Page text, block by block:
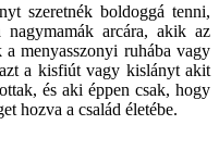
szeretnék boldoggá tenni,
nagymamák arcára, akik az
menyasszonyi ruhába vagy
a kisfiút vagy kislányt akit
és aki éppen csak, hogy
hozva a család életébe.